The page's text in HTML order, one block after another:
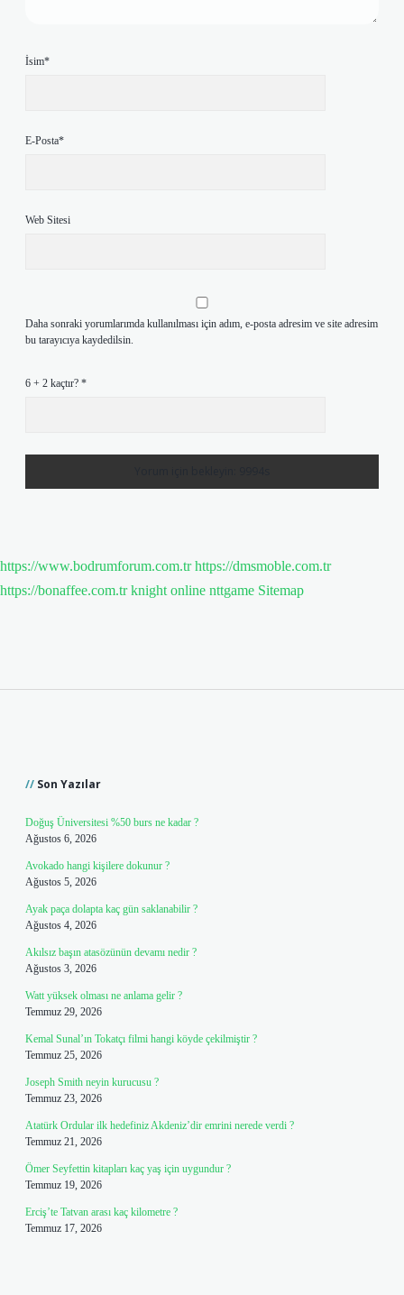
İsim*
E-Posta*
Web Sitesi
Daha sonraki yorumlarımda kullanılması için adım, e-posta adresim ve site adresim
bu tarayıcıya kaydedilsin.
6 + 2 kaçtır? *
https://www.bodrumforum.com.tr https://dmsmoble.com.tr
https://bonaffee.com.tr knight online nttgame Sitemap
Son Yazılar
Doğuş Üniversitesi %50 burs ne kadar ?
Ağustos 6, 2026
Avokado hangi kişilere dokunur ?
Ağustos 5, 2026
Ayak paça dolapta kaç gün saklanabilir ?
Ağustos 4, 2026
Akılsız başın atasözünün devamı nedir ?
Ağustos 3, 2026
Watt yüksek olması ne anlama gelir ?
Temmuz 29, 2026
Kemal Sunal’ın Tokatçı filmi hangi köyde çekilmiştir ?
Temmuz 25, 2026
Joseph Smith neyin kurucusu ?
Temmuz 23, 2026
Atatürk Ordular ilk hedefiniz Akdeniz’dir emrini nerede verdi ?
Temmuz 21, 2026
Ömer Seyfettin kitapları kaç yaş için uygundur ?
Temmuz 19, 2026
Erciş’te Tatvan arası kaç kilometre ?
Temmuz 17, 2026